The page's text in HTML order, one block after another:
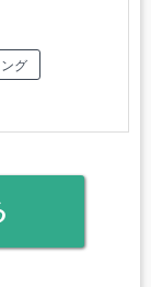
グ